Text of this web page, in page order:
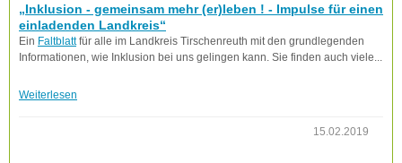
„Inklusion - gemeinsam mehr (er)leben ! - Impulse für einen
einladenden Landkreis“
Ein Faltblattfür alle im Landkreis Tirschenreuth mit den grundlegenden
Informationen, wie Inklusion bei uns gelingen kann. Sie finden auch viele...
Weiterlesen
15.02.2019